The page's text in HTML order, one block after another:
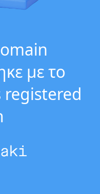
με το
registered